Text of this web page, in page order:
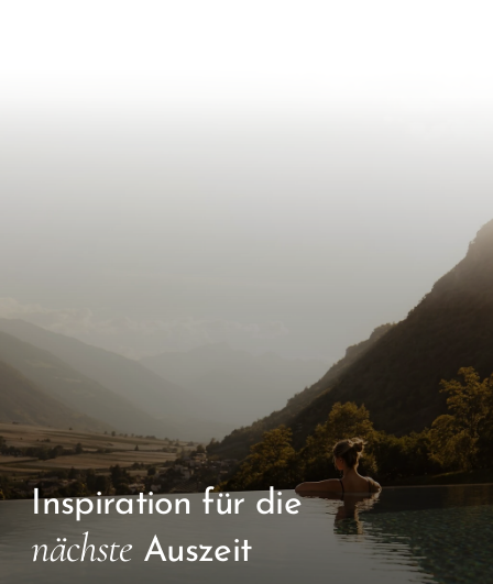
Inspiration für die
nächste Auszeit